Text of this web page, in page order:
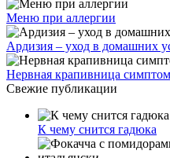
Меню при аллергии
Ардизия – уход в домашних
Нервная крапивница
Свежие публикации
К чему снится гадюка